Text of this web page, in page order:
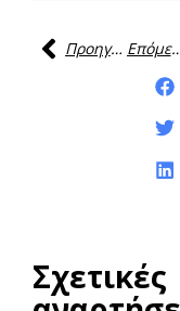
Προηγούμενη
Σχετικές